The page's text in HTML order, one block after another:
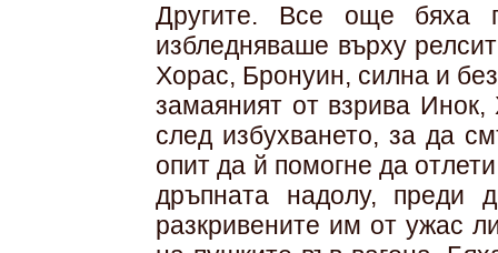
Другите. Все още бяха
избледняваше върху
Хорас, Бронуин, силна и
замаяният от взрива
след избухването, за да
опит да й помогне да
дръпната надолу, преди
разкривените им от ужас